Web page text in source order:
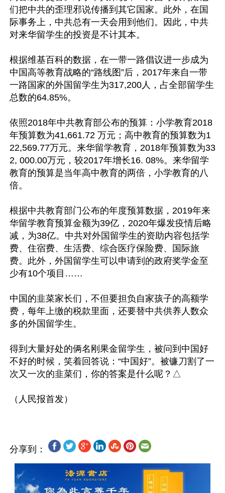
们把中共的歪理邪说传播到其它国家。此外，在国
际事务上，中共总有一天会用到他们。因此，中共
对来华留学生的投资是不计其本。
根据维基百科的数据，在一带一路倡议进一步成为
中国高等教育战略的“路线图”后，2017年来自一带
一路国家的外国留学生为317,200人，占全部留学生
总数的64.85%。
依照2018年中共教育部公布的预算：小学教育2018
年预算数为41,661.72 万元；高中教育的预算数为1
22,569.77万元。来华留学教育，2018年预算数为33
2, 000.00万元，较2017年增长16. 08%。来华留学
教育的预算是当年高中教育的两倍，小学教育的八
倍。
根据中共教育部门公布的年度预算数据，2019年来
华留学教育预算金额为39亿，2020年爆发疫情后略
减，为38亿。中共对外国留学生的资助内容包括学
费、住宿费、生活费、综合医疗保险费、国际旅
费。此外，外国留学生可以申请到的政府奖学金至
少有10个项目……
中国的韭菜家长们，不但要担负自家孩子的高额学
费，每年上缴的税款里面，还要替中共供养人数众
多的外国留学生。
得到大量好处的俩名刚果金留学生，被问到中国好
不好的时候，笑着回答说：“中国好”。被镰刀割了一
次又一次的韭菜们，你的答案是什么呢？△
分享到：